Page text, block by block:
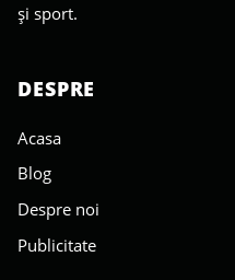
și sport.
DESPRE
Acasa
Blog
Despre noi
Publicitate